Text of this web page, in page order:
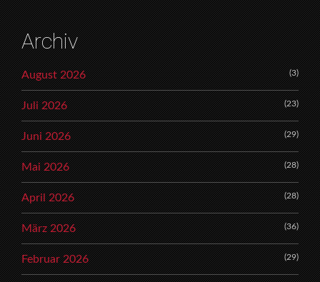
Archiv
August 2026 (3)
Juli 2026 (23)
Juni 2026 (29)
Mai 2026 (28)
April 2026 (28)
März 2026 (36)
Februar 2026 (29)